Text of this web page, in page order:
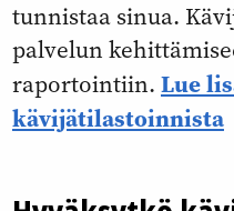
tunnistaa sinua.
palvelun
raportointiin. Lue
kävijätilastoinnista